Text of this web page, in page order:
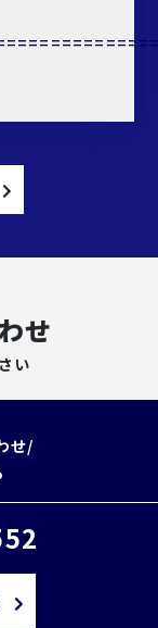
せ
い
せ/